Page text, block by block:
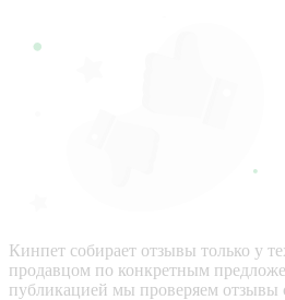
Кинпет собирает отзывы только у
продавцом по конкретным
публикацией мы проверяем